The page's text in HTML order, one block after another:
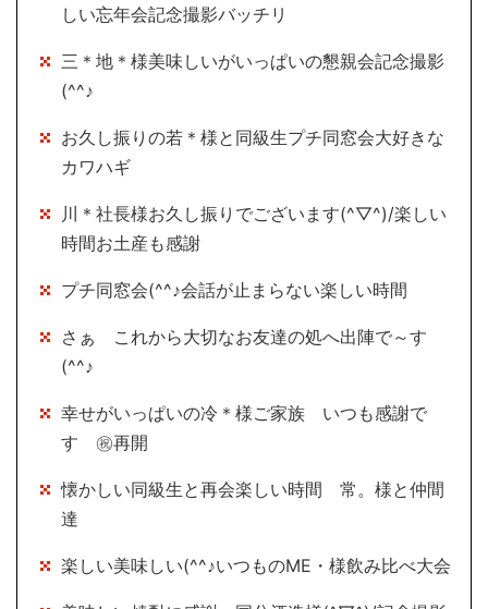
しい忘年会記念撮影バッチリ
三＊地＊様美味しいがいっぱいの懇親会記念撮影
(^^♪
お久し振りの若＊様と同級生プチ同窓会大好きな
カワハギ
川＊社長様お久し振りでございます(^▽^)/楽しい
時間お土産も感謝
プチ同窓会(^^♪会話が止まらない楽しい時間
さぁ これから大切なお友達の処へ出陣で～す
(^^♪
幸せがいっぱいの冷＊様ご家族 いつも感謝で
す ㊗再開
懐かしい同級生と再会楽しい時間 常。様と仲間
達
楽しい美味しい(^^♪いつものME・様飲み比べ大会